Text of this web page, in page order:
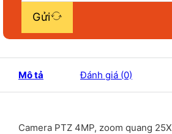
Gửi
Mô tả Đánh giá (0)
Camera PTZ 4MP, zoom quang 25X